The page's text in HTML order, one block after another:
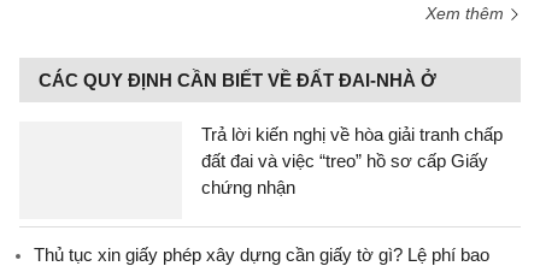
Xem thêm
CÁC QUY ĐỊNH CẦN BIẾT VỀ ĐẤT ĐAI-NHÀ Ở
Trả lời kiến nghị về hòa giải tranh chấp
đất đai và việc “treo” hồ sơ cấp Giấy
chứng nhận
Thủ tục xin giấy phép xây dựng cần giấy tờ gì? Lệ phí bao